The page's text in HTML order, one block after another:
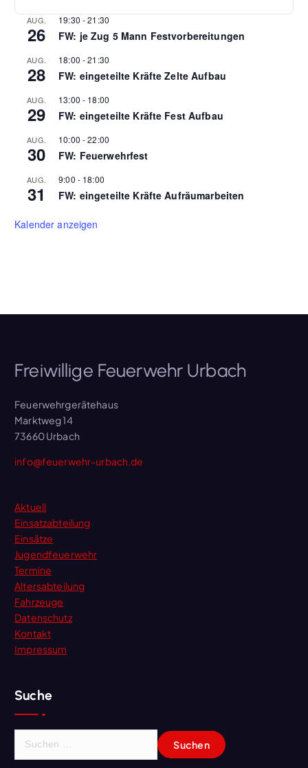
AUG.
26
19:30 -21:30
FW: je Zug 5 Mann Festvorbereitungen
AUG.
28
18:00 -21:30
FW: eingeteilte Kräfte Zelte Aufbau
AUG.
29
13:00 - 18:00
FW: eingeteilte Kräfte Fest Aufbau
AUG.
30
10:00 -22:00
FW: Feuerwehrfest
AUG.
31
9:00 - 18:00
FW: eingeteilte Kräfte Aufräumarbeiten
Kalender anzeigen
Freiwillige Feuerwehr Urbach
Feuerwehrgerätehaus
Marktweg 14
73660 Urbach
info@feuerwehr-urbach.de
Aktuell
Einsatzabteilung
Einsätze
Jugendfeuerwehr
Termine
Altersabteilung
Fahrzeuge
Datenschutz
Kontakt
Impressum
Suche